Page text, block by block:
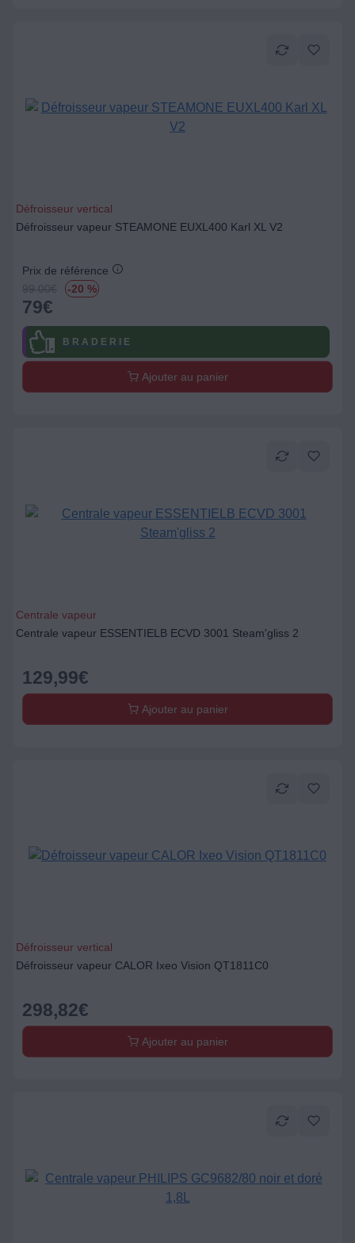
Défroisseur vertical
Défroisseur vapeur STEAMONE EUXL400 Karl XL V2
Prix de référence
99.00€ -20 %
79€
B R A D E R I E
Ajouter au panier
Centrale vapeur
Centrale vapeur ESSENTIELB ECVD 3001 Steam'gliss 2
129,99€
Ajouter au panier
Défroisseur vertical
Défroisseur vapeur CALOR Ixeo Vision QT1811C0
298,82€
Ajouter au panier